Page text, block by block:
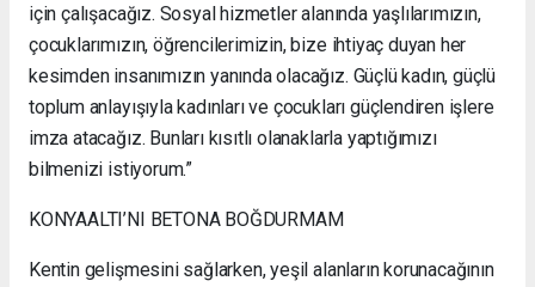
için çalışacağız. Sosyal hizmetler alanında yaşlılarımızın,
çocuklarımızın, öğrencilerimizin, bize ihtiyaç duyan her
kesimden insanımızın yanında olacağız. Güçlü kadın, güçlü
toplum anlayışıyla kadınları ve çocukları güçlendiren işlere
imza atacağız. Bunları kısıtlı olanaklarla yaptığımızı
bilmenizi istiyorum.”
KONYAALTI’NI BETONA BOĞDURMAM
Kentin gelişmesini sağlarken, yeşil alanların korunacağının